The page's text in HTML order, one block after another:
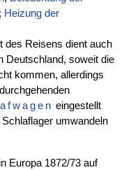
Heizung der
des Reisens dient auch
Deutschland, soweit die
kommen, allerdings
eingestellt
umwandeln
Europa 1872/73 auf